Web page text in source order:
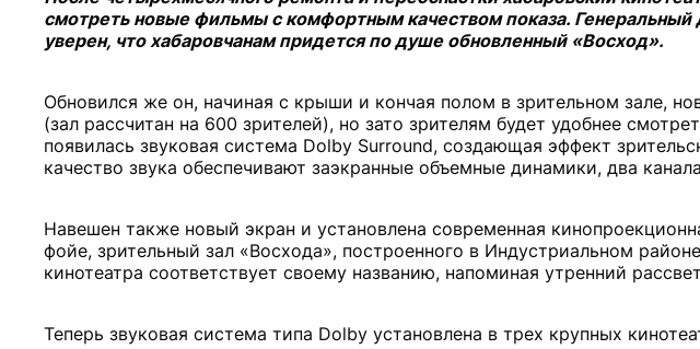
смотреть новые фильмы с комфортным качеством показа.
уверен, что хабаровчанам придется по душе обновленный «Восход».
Обновился же он, начиная с крыши и кончая полом в зрительном зале,
(зал рассчитан на 600 зрителей), но зато зрителям будет удобнее
появилась звуковая система Dolby Surround, создающая эффект
качество звука обеспечивают заэкранные объемные динамики, два
Навешен также новый экран и установлена современная
фойе, зрительный зал «Восхода», построенного в Индустриальном
кинотеатра соответствует своему названию, напоминая утренний
Теперь звуковая система типа Dolby установлена в трех крупных